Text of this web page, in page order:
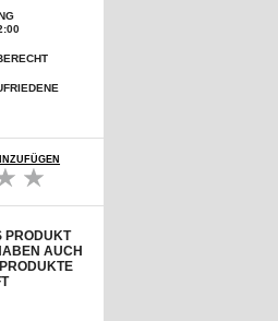
PRODUKT
AUCH